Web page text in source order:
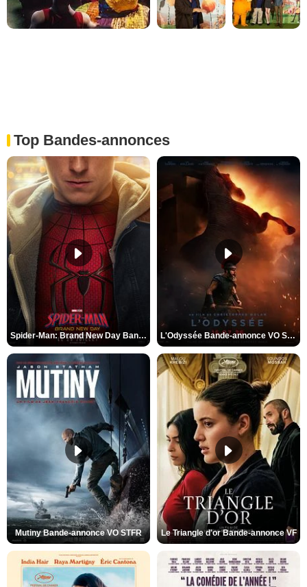
Top Bandes-annonces
Spider-Man: Brand New Day Bande-annonce VO STFR L'Odyssée Bande-annonce VO STFR
Mutiny Bande-annonce VO STFR Le Triangle d'or Bande-annonce VF